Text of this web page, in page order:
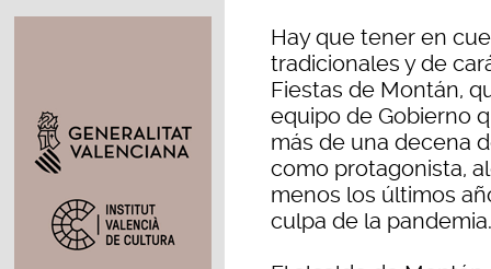
Hay que tener en
tradicionales y de
Fiestas de Montán,
equipo de Gobierno
más de una decena
como protagonista,
menos los últimos
culpa de la pandemia.